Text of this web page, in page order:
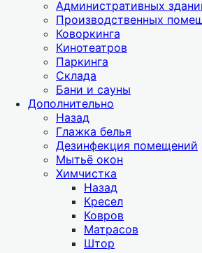
Административных
Производственных
Коворкинга
Кинотеатров
Паркинга
Склада
Бани и сауны
Дополнительно
Назад
Глажка белья
Дезинфекция помещений
Мытьё окон
Химчистка
Назад
Кресел
Ковров
Матрасов
Штор